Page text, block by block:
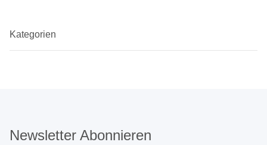
Kategorien
Newsletter Abonnieren